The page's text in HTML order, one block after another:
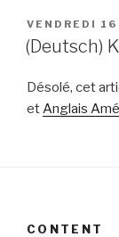
PUBLIÉ
LE
VENDREDI
(Deutsch)
Désolé, cet
etAnglais
CONTENT